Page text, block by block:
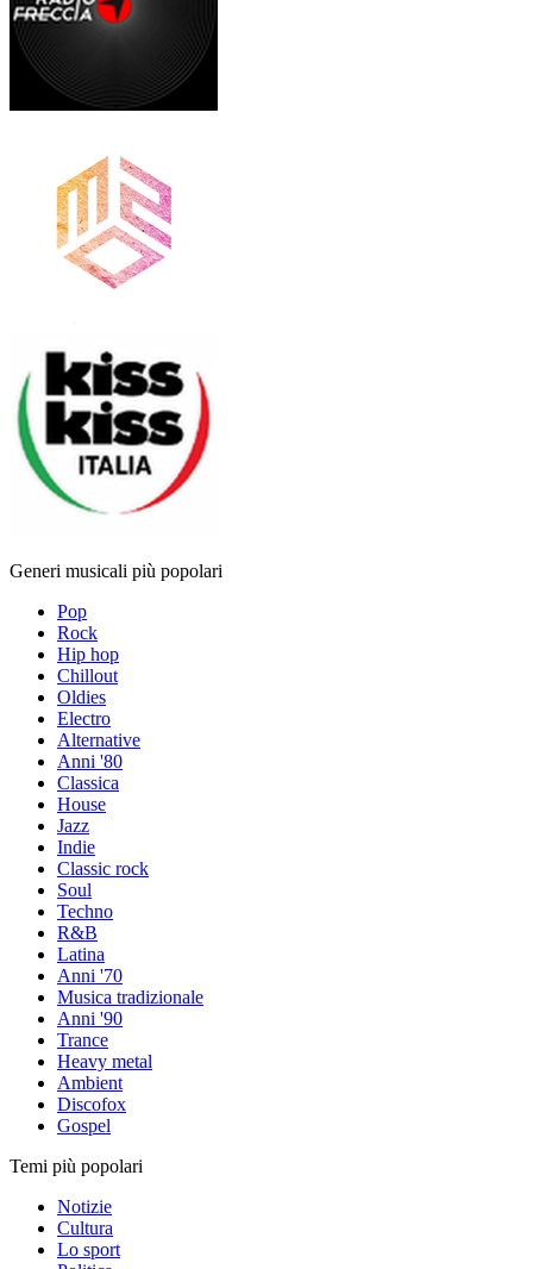
Generi musicali più popolari
Pop
Rock
Hip hop
Chillout
Oldies
Electro
Alternative
Anni '80
Classica
House
Jazz
Indie
Classic rock
Soul
Techno
R&B
Latina
Anni '70
Musica tradizionale
Anni '90
Trance
Heavy metal
Ambient
Discofox
Gospel
Temi più popolari
Notizie
Cultura
Lo sport